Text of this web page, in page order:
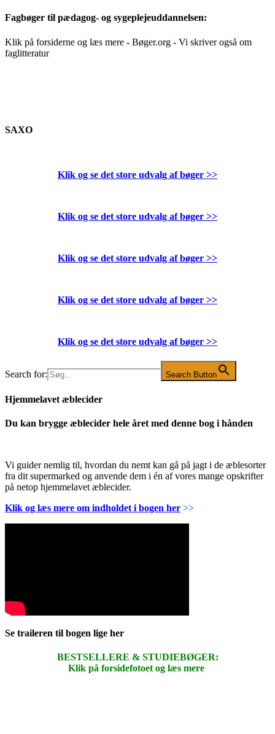
Fagbøger til pædagog- og sygeplejeuddannelsen:
Klik på forsiderne og læs mere - Bøger.org - Vi skriver også om
faglitteratur
SAXO
Klik og se det store udvalg af bøger >>
Klik og se det store udvalg af bøger >>
Klik og se det store udvalg af bøger >>
Klik og se det store udvalg af bøger >>
Klik og se det store udvalg af bøger >>
Search for: Search Button
Hjemmelavet æblecider
Du kan brygge æblecider hele året med denne bog i hånden
Vi guider nemlig til, hvordan du nemt kan gå på jagt i de æblesorter
fra dit supermarked og anvende dem i én af vores mange opskrifter
på netop hjemmelavet æblecider.
Klik og læs mere om indholdet i bogen her >>
Se traileren til bogen lige her
BESTSELLERE & STUDIEBØGER:
Klik på forsidefotoet og læs mere